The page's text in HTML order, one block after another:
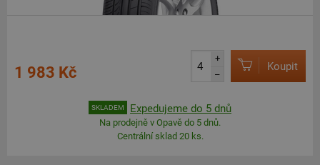
1 983 Kč
+
–
Koupit
SKLADEM Expedujeme do 5 dnů
Na prodejně v Opavě do 5 dnů.
Centrální sklad 20 ks.